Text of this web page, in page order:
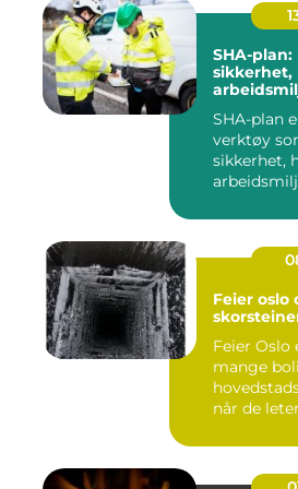
SHA-
sikkerhet,
SHA-plan
verktøy
sikkerhet,
Feier oslo
Feier Oslo
mange
når de